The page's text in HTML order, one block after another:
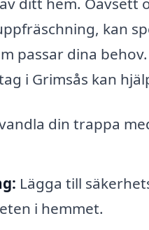
kan
passar dina
i Grimsås kan
din trappa
Lägga till
i hemmet.